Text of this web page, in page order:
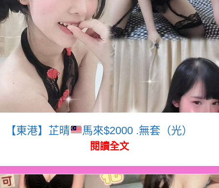
【東港】芷晴 馬來$2000 .無套（光）
閱讀全文